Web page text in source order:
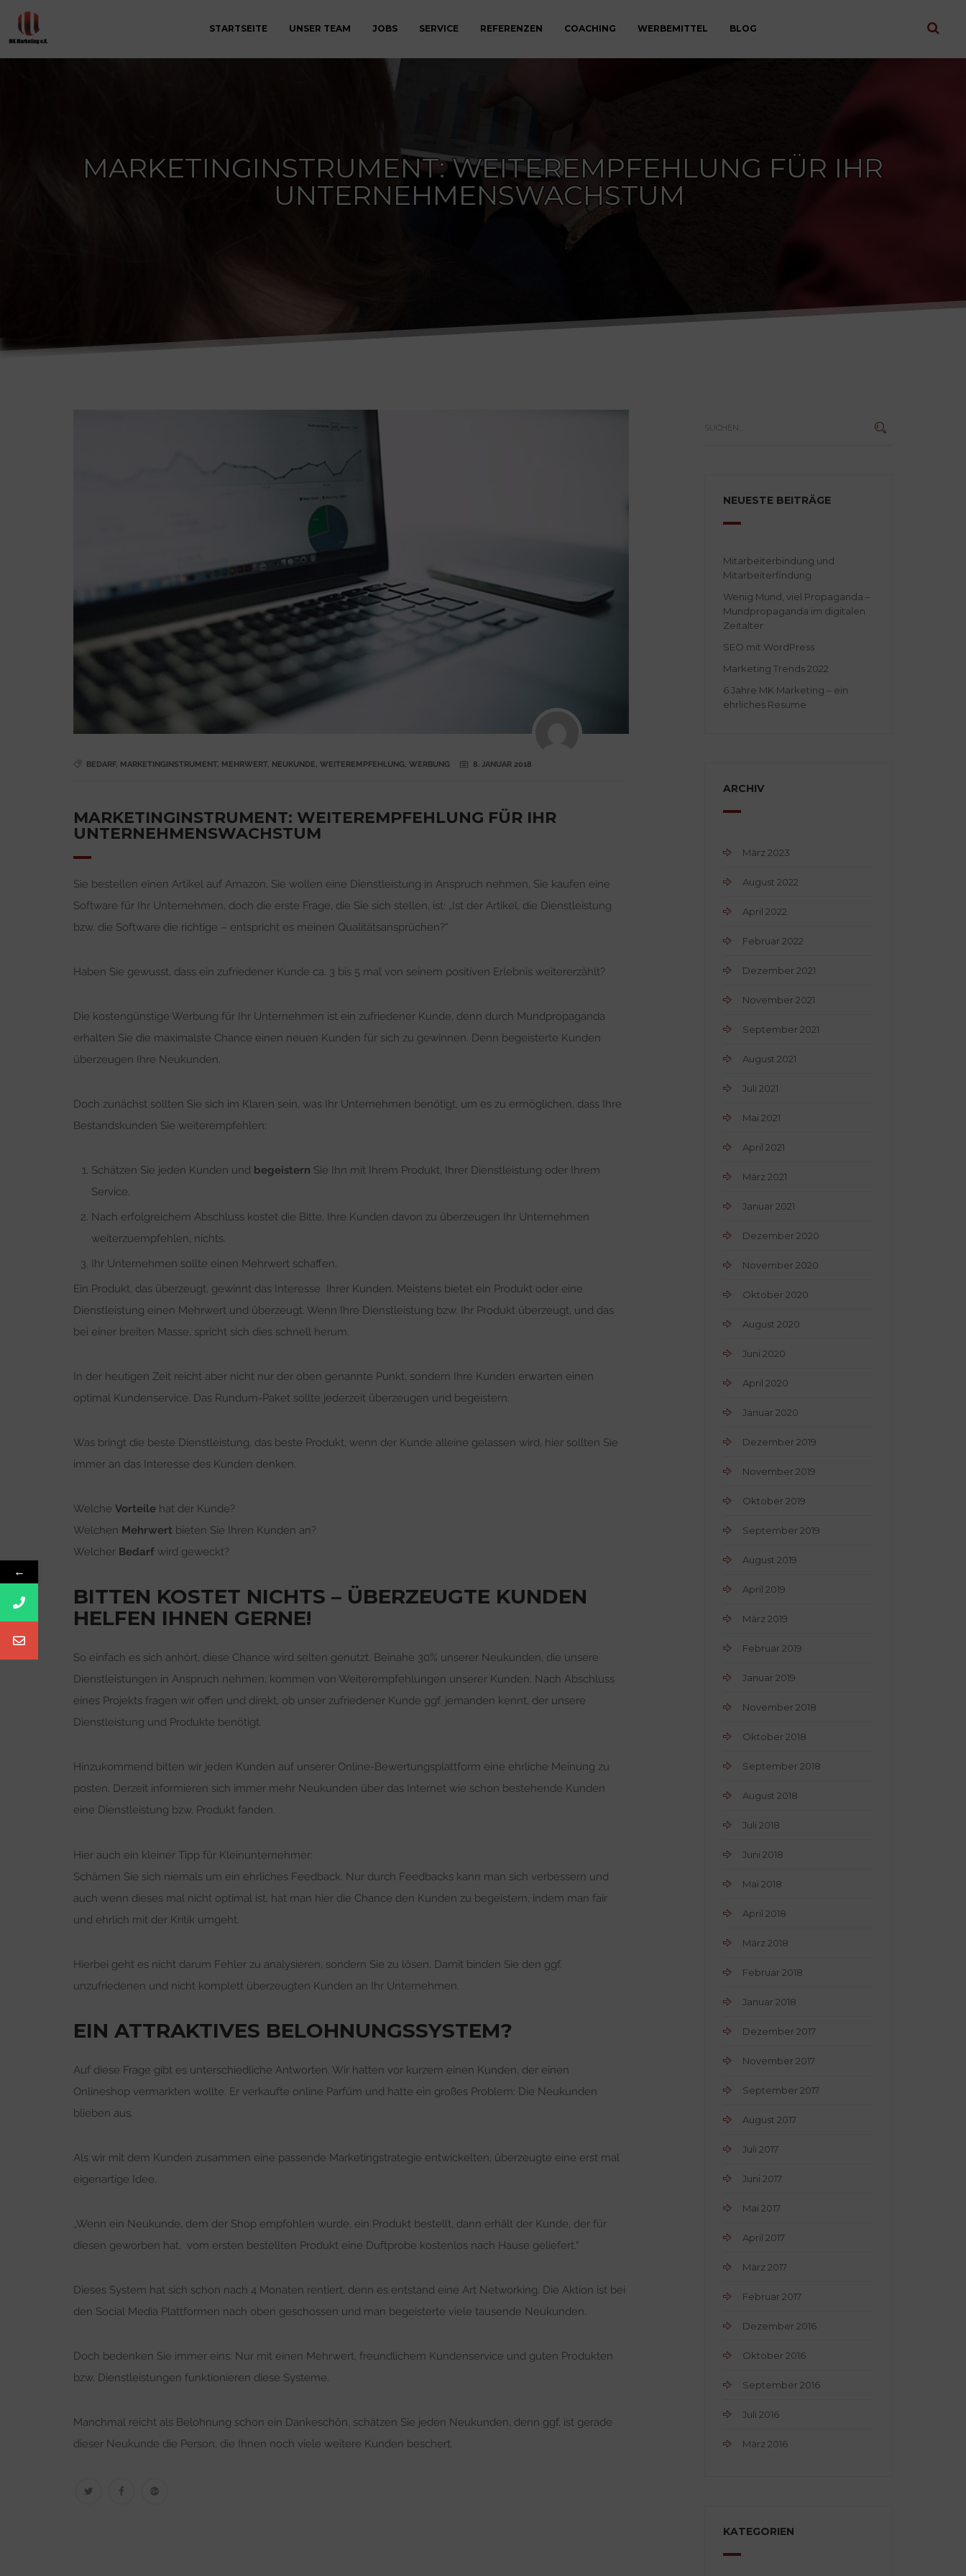
STARTSEITE UNSER TEAM JOBS SERVICE REFERENZEN COACHING WERBEMITTEL BLOG
MARKETINGINSTRUMENT: WEITEREMPFEHLUNG FÜR IHR
UNTERNEHMENSWACHSTUM
BEDARF, MARKETINGINSTRUMENT, MEHRWERT, NEUKUNDE, WEITEREMPFEHLUNG, WERBUNG 8. JANUAR 2018
MARKETINGINSTRUMENT: WEITEREMPFEHLUNG FÜR IHR
UNTERNEHMENSWACHSTUM
Sie bestellen einen Artikel auf Amazon, Sie wollen eine Dienstleistung in Anspruch nehmen, Sie kaufen eine
Software für Ihr Unternehmen, doch die erste Frage, die Sie sich stellen, ist: „Ist der Artikel, die Dienstleistung
bzw. die Software die richtige – entspricht es meinen Qualitätsansprüchen?“
Haben Sie gewusst, dass ein zufriedener Kunde ca. 3 bis 5 mal von seinem positiven Erlebnis weitererzählt?
Die kostengünstige Werbung für Ihr Unternehmen ist ein zufriedener Kunde, denn durch Mundpropaganda
erhalten Sie die maximalste Chance einen neuen Kunden für sich zu gewinnen. Denn begeisterte Kunden
überzeugen Ihre Neukunden.
Doch zunächst sollten Sie sich im Klaren sein, was Ihr Unternehmen benötigt, um es zu ermöglichen, dass Ihre
Bestandskunden Sie weiterempfehlen:
Schätzen Sie jeden Kunden und begeistern Sie Ihn mit Ihrem Produkt, Ihrer Dienstleistung oder Ihrem
Service.
Nach erfolgreichem Abschluss kostet die Bitte, Ihre Kunden davon zu überzeugen Ihr Unternehmen
weiterzuempfehlen, nichts.
Ihr Unternehmen sollte einen Mehrwert schaffen.
Ein Produkt, das überzeugt, gewinnt das Interesse Ihrer Kunden. Meistens bietet ein Produkt oder eine
Dienstleistung einen Mehrwert und überzeugt. Wenn Ihre Dienstleistung bzw. Ihr Produkt überzeugt, und das
bei einer breiten Masse, spricht sich dies schnell herum.
In der heutigen Zeit reicht aber nicht nur der oben genannte Punkt, sondern Ihre Kunden erwarten einen
optimal Kundenservice. Das Rundum-Paket sollte jederzeit überzeugen und begeistern.
Was bringt die beste Dienstleistung, das beste Produkt, wenn der Kunde alleine gelassen wird, hier sollten Sie
immer an das Interesse des Kunden denken.
Welche Vorteile hat der Kunde?
Welchen Mehrwert bieten Sie Ihren Kunden an?
Welcher Bedarf wird geweckt?
BITTEN KOSTET NICHTS – ÜBERZEUGTE KUNDEN
HELFEN IHNEN GERNE!
So einfach es sich anhört, diese Chance wird selten genutzt. Beinahe 30% unserer Neukunden, die unsere
Dienstleistungen in Anspruch nehmen, kommen von Weiterempfehlungen unserer Kunden. Nach Abschluss
eines Projekts fragen wir offen und direkt, ob unser zufriedener Kunde ggf. jemanden kennt, der unsere
Dienstleistung und Produkte benötigt.
Hinzukommend bitten wir jeden Kunden auf unserer Online-Bewertungsplattform eine ehrliche Meinung zu
posten. Derzeit informieren sich immer mehr Neukunden über das Internet wie schon bestehende Kunden
eine Dienstleistung bzw. Produkt fanden.
Hier auch ein kleiner Tipp für Kleinunternehmer:
Schämen Sie sich niemals um ein ehrliches Feedback. Nur durch Feedbacks kann man sich verbessern und
auch wenn dieses mal nicht optimal ist, hat man hier die Chance den Kunden zu begeistern, indem man fair
und ehrlich mit der Kritik umgeht.
Hierbei geht es nicht darum Fehler zu analysieren, sondern Sie zu lösen. Damit binden Sie den ggf.
unzufriedenen und nicht komplett überzeugten Kunden an Ihr Unternehmen.
EIN ATTRAKTIVES BELOHNUNGSSYSTEM?
Auf diese Frage gibt es unterschiedliche Antworten. Wir hatten vor kurzem einen Kunden, der einen
Onlineshop vermarkten wollte. Er verkaufte online Parfüm und hatte ein großes Problem: Die Neukunden
blieben aus.
Als wir mit dem Kunden zusammen eine passende Marketingstrategie entwickelten, überzeugte eine erst mal
eigenartige Idee.
„Wenn ein Neukunde, dem der Shop empfohlen wurde, ein Produkt bestellt, dann erhält der Kunde, der für
diesen geworben hat, vom ersten bestellten Produkt eine Duftprobe kostenlos nach Hause geliefert.“
Dieses System hat sich schon nach 4 Monaten rentiert, denn es entstand eine Art Networking. Die Aktion ist bei
den Social Media Plattformen nach oben geschossen und man begeisterte viele tausende Neukunden.
Doch bedenken Sie immer eins: Nur mit einen Mehrwert, freundlichem Kundenservice und guten Produkten
bzw. Dienstleistungen funktionieren diese Systeme.
Manchmal reicht als Belohnung schon ein Dankeschön, schätzen Sie jeden Neukunden, denn ggf. ist gerade
dieser Neukunde die Person, die Ihnen noch viele weitere Kunden beschert.
NEUESTE BEITRÄGE
Mitarbeiterbindung und
Mitarbeiterfindung
Wenig Mund, viel Propaganda –
Mundpropaganda im digitalen
Zeitalter
SEO mit WordPress
Marketing Trends 2022
6 Jahre MK Marketing – ein
ehrliches Resume
ARCHIV
März 2023
August 2022
April 2022
Februar 2022
Dezember 2021
November 2021
September 2021
August 2021
Juli 2021
Mai 2021
April 2021
März 2021
Januar 2021
Dezember 2020
November 2020
Oktober 2020
August 2020
Juni 2020
April 2020
Januar 2020
Dezember 2019
November 2019
Oktober 2019
September 2019
August 2019
April 2019
März 2019
Februar 2019
Januar 2019
November 2018
Oktober 2018
September 2018
August 2018
Juli 2018
Juni 2018
Mai 2018
April 2018
März 2018
Februar 2018
Januar 2018
Dezember 2017
November 2017
September 2017
August 2017
Juli 2017
Juni 2017
Mai 2017
April 2017
März 2017
Februar 2017
Dezember 2016
Oktober 2016
September 2016
Juli 2016
März 2016
KATEGORIEN
←